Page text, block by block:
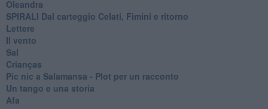
Oleandra
SPIRALI Dal carteggio Celati, Fimini e ritorno
Lettere
Il vento
Sal
Crianças
Pic nic a Salamansa - Plot per un racconto
Un tango e una storia
Afa